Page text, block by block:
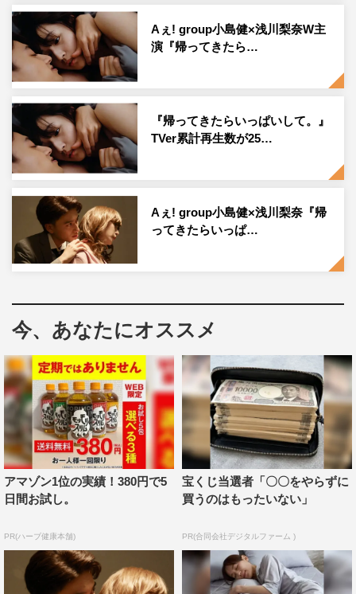
「チュッチュが⾜りんよ それくらいに⾼城くんと朱⾳ち
ゃんのイチャイチャを欲している… 次最終回なんて寂し
すぎる」など、早くも“帰して”ロスの声が広まっている。
デオリサーチにて算出）、関⻄ローカルでの深夜放送ドラ
マとしては異例の⼤ヒットを記録。
第10話では、漫画が描けなくなり歩（宮崎秋人）の部屋か
ら消えた朱⾳を⾒つけた直哉が、まだ話せていない⾃分の
過去について打ち明ける。果たして、漫画家と参考資料だ
った2⼈が選んだ結末と直哉の秘めた想いとは。そんな第
10話の場⾯写真も解禁となり、直哉が後ろからキスをする
番組情報
Aぇ! group小島健×浅川梨奈W主
演『帰ってきたら…
『帰ってきたらいっぱいして。』
TVer累計再⽣数が25…
Aぇ! group小島健×浅川梨奈『帰
ってきたらいっぱ…
今、あなたにオススメ
アマゾン1位の実績！380円で5
日間お試し。
PR(ハーブ健康本舗)
宝くじ当選者「〇〇をやらずに
買うのはもったいない」
PR(合同会社デジタルファーム )